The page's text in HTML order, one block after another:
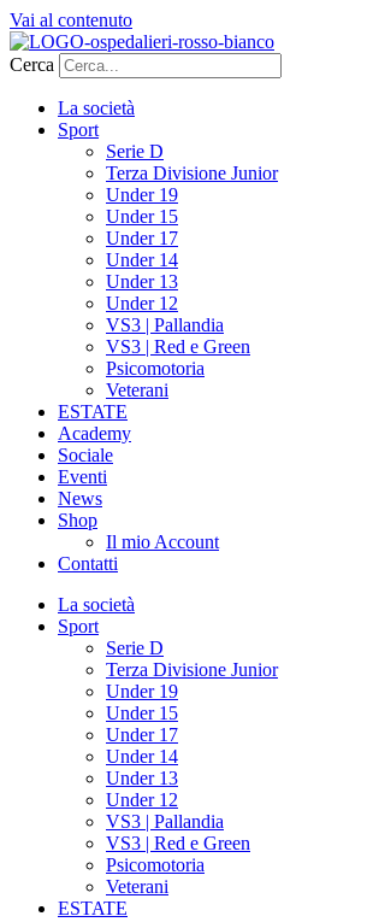
Vai al contenuto
Cerca
La società
Sport
Serie D
Terza Divisione Junior
Under 19
Under 15
Under 17
Under 14
Under 13
Under 12
VS3 | Pallandia
VS3 | Red e Green
Psicomotoria
Veterani
ESTATE
Academy
Sociale
Eventi
News
Shop
Il mio Account
Contatti
La società
Sport
Serie D
Terza Divisione Junior
Under 19
Under 15
Under 17
Under 14
Under 13
Under 12
VS3 | Pallandia
VS3 | Red e Green
Psicomotoria
Veterani
ESTATE